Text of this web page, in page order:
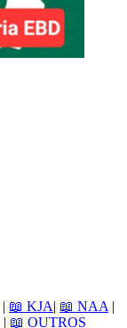
| 📖 KJA| 📖 NAA |
| 📖 OUTROS